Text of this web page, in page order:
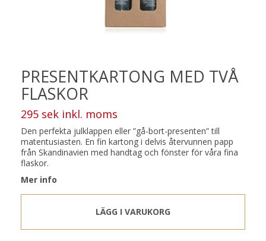
PRESENTKARTONG MED TVÅ
FLASKOR
295 sek inkl. moms
Den perfekta julklappen eller ”gå-bort-presenten” till
matentusiasten. En fin kartong i delvis återvunnen papp
från Skandinavien med handtag och fönster för våra fina
flaskor.
Mer info
LÄGG I VARUKORG